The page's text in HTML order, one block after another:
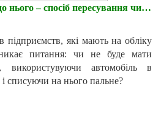
нього – спосіб пересування чи…
підприємств, які мають на обліку
питання: чи не буде мати
використувуючи автомобіль в
і списуючи на нього пальне?